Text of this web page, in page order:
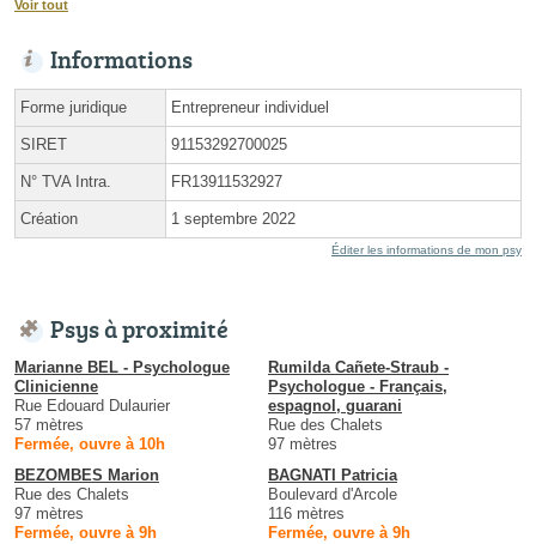
Voir tout
Informations
Forme juridique Entrepreneur individuel
SIRET 91153292700025
N° TVA Intra. FR13911532927
Création 1 septembre 2022
Éditer les informations de mon psy
Psys à proximité
Marianne BEL - Psychologue
Clinicienne
Rue Edouard Dulaurier
57 mètres
Fermée, ouvre à 10h
Rumilda Cañete-Straub -
Psychologue - Français,
espagnol, guarani
Rue des Chalets
97 mètres
BEZOMBES Marion
Rue des Chalets
97 mètres
Fermée, ouvre à 9h
BAGNATI Patricia
Boulevard d'Arcole
116 mètres
Fermée, ouvre à 9h